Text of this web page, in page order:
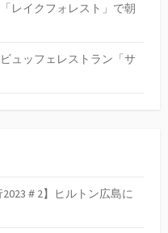
レイクフォレスト」で朝
ュッフェレストラン「サ
2023＃2】ヒルトン広島に